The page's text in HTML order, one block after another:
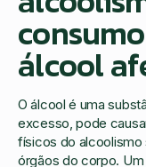
álcool
O álcool é uma
excesso, pode
físicos do
órgãos do corpo.